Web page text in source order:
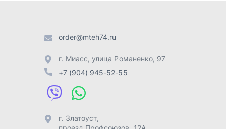
г. Челябинск,Свердловский
тракт, 3Е